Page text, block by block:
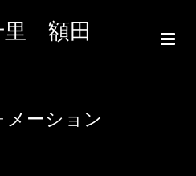
里 額田
メーション